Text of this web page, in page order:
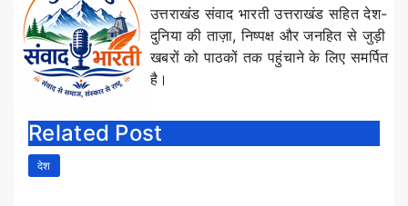
उत्तराखंड संवाद भारती उत्तराखंड सहित देश-
दुनिया की ताज़ा, निष्पक्ष और जनहित से जुड़ी
खबरों को पाठकों तक पहुंचाने के लिए समर्पित
है।
Related Post
देश